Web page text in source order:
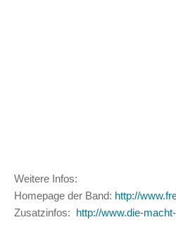
Weitere Infos:
Homepage der Band: http://
Zusatzinfos: http://www.die-